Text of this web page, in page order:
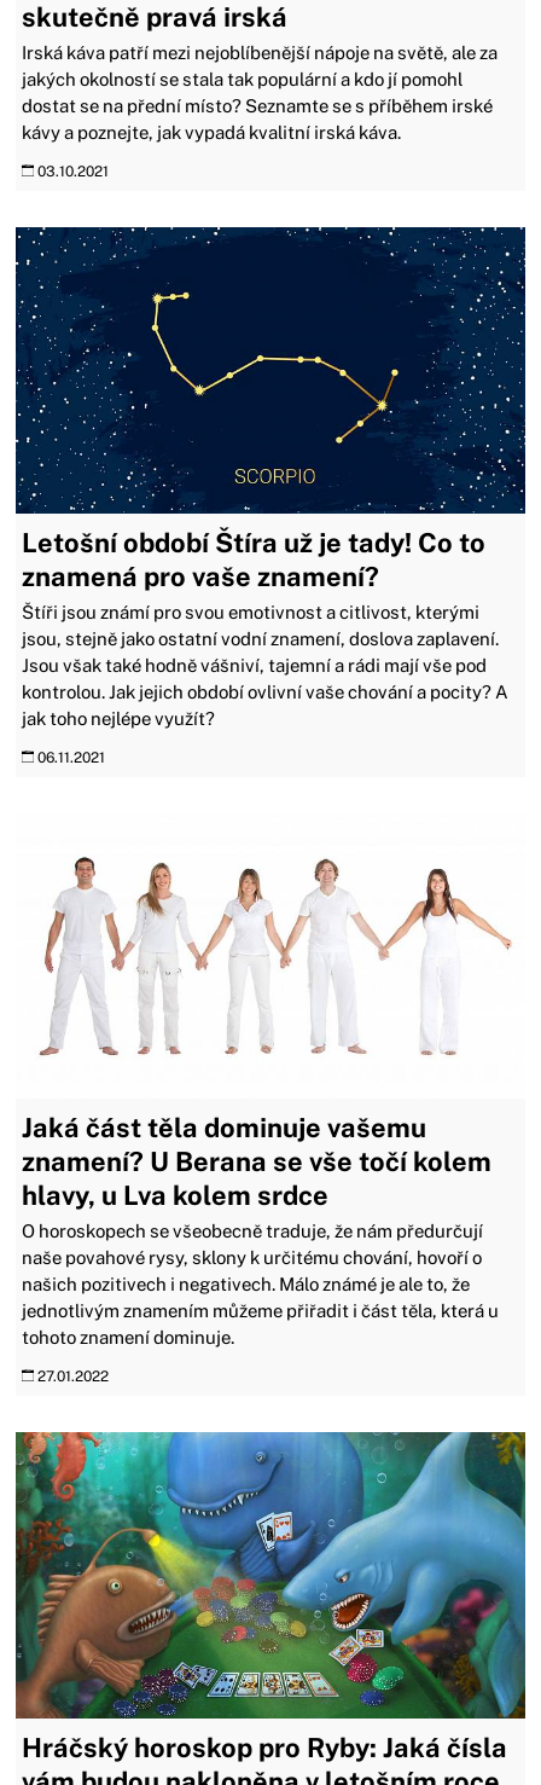
skutečně pravá irská
Irská káva patří mezi nejoblíbenější nápoje na světě, ale za
jakých okolností se stala tak populární a kdo jí pomohl
dostat se na přední místo? Seznamte se s příběhem irské
kávy a poznejte, jak vypadá kvalitní irská káva.
03.10.2021
Letošní období Štíra už je tady! Co to
znamená pro vaše znamení?
Štíři jsou známí pro svou emotivnost a citlivost, kterými
jsou, stejně jako ostatní vodní znamení, doslova zaplavení.
Jsou však také hodně vášniví, tajemní a rádi mají vše pod
kontrolou. Jak jejich období ovlivní vaše chování a pocity? A
jak toho nejlépe využít?
06.11.2021
Jaká část těla dominuje vašemu
znamení? U Berana se vše točí kolem
hlavy, u Lva kolem srdce
O horoskopech se všeobecně traduje, že nám předurčují
naše povahové rysy, sklony k určitému chování, hovoří o
našich pozitivech i negativech. Málo známé je ale to, že
jednotlivým znamením můžeme přiřadit i část těla, která u
tohoto znamení dominuje.
27.01.2022
Hráčský horoskop pro Ryby: Jaká čísla